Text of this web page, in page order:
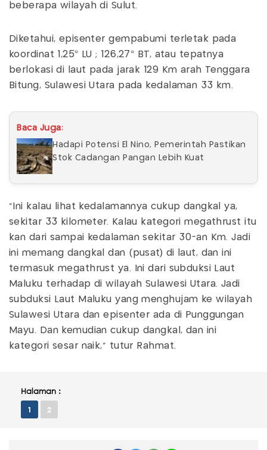
beberapa wilayah di Sulut.
Diketahui, episenter gempabumi terletak pada
koordinat 1,25° LU ; 126,27° BT, atau tepatnya
berlokasi di laut pada jarak 129 Km arah Tenggara
Bitung, Sulawesi Utara pada kedalaman 33 km.
Baca Juga:
Hadapi Potensi El Nino, Pemerintah Pastikan
Stok Cadangan Pangan Lebih Kuat
“Ini kalau lihat kedalamannya cukup dangkal ya,
sekitar 33 kilometer. Kalau kategori megathrust itu
kan dari sampai kedalaman sekitar 30-an Km. Jadi
ini memang dangkal dan (pusat) di laut, dan ini
termasuk megathrust ya. Ini dari subduksi Laut
Maluku terhadap di wilayah Sulawesi Utara. Jadi
subduksi Laut Maluku yang menghujam ke wilayah
Sulawesi Utara dan episenter ada di Punggungan
Mayu. Dan kemudian cukup dangkal, dan ini
kategori sesar naik,” tutur Rahmat.
Halaman :
1 2